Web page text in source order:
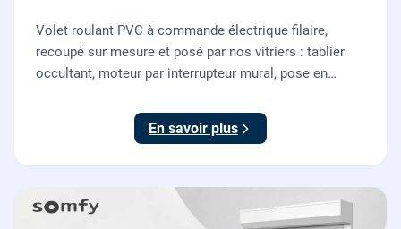
Volet roulant PVC à commande électrique filaire,
recoupé sur mesure et posé par nos vitriers : tablier
occultant, moteur par interrupteur mural, pose en
En savoir plus